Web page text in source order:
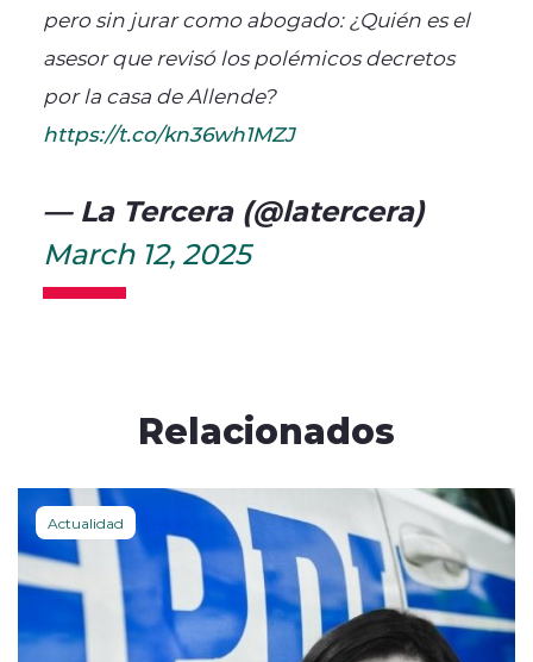
pero sin jurar como abogado: ¿Quién es el
asesor que revisó los polémicos decretos
por la casa de Allende?
https://t.co/kn36wh1MZJ
— La Tercera (@latercera)
March 12, 2025
Relacionados
Actualidad